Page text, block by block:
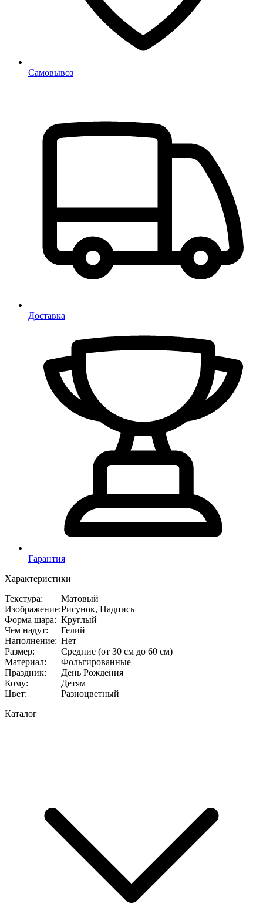
Самовывоз
Доставка
Гарантия
Характеристики
Текстура:
Матовый
Изображение:Рисунок, Надпись
Форма шара: Круглый
Чем надут:
Гелий
Наполнение: Нет
Размер:
Средние (от 30 см до 60 см)
Материал:
Фольгированные
Праздник:
День Рождения
Кому:
Детям
Цвет:
Разноцветный
Каталог